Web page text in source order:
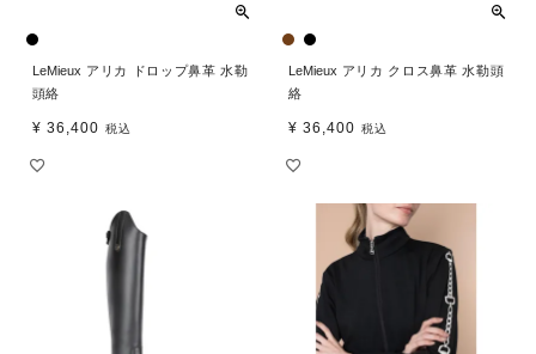
LeMieux アリカ ドロップ鼻革 水勒
頭絡
¥ 36,400 税込
LeMieux アリカ クロス鼻革 水勒頭
絡
¥ 36,400 税込